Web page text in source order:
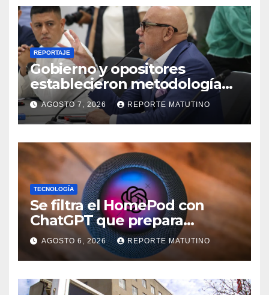
REPORTAJE
Gobierno y opositores
establecieron metodología
para el proceso de diálogo en
Venezuela
AGOSTO 7, 2026 REPORTE MATUTINO
TECNOLOGÍA
Se filtra el HomePod con
ChatGPT que prepara
OpenAI y su diseño es una
locura
AGOSTO 6, 2026 REPORTE MATUTINO